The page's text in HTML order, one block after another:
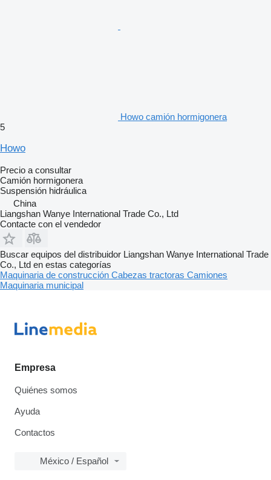
Howo camión hormigonera
5
Howo
Precio a consultar
Camión hormigonera
Suspensión hidráulica
China
Liangshan Wanye International Trade Co., Ltd
Contacte con el vendedor
Buscar equipos del distribuidor Liangshan Wanye International Trade
Co., Ltd en estas categorías
Maquinaria de construcción Cabezas tractoras Camiones
Maquinaria municipal
Empresa
Quiénes somos
Ayuda
Contactos
México / Español